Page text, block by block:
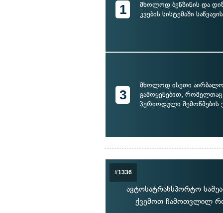
1
მხოლოდ ბენზინის და
კვების სისტემაში
3
მხოლოდ ისეთი
გამოყენებით,
პერიოდული შემოწმების
#1336
ავტოსატრანსპორტო
ქვემოთ ჩამოთვლილ